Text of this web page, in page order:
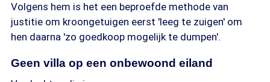
Volgens hem is het een beproefde methode van
justitie om kroongetuigen eerst 'leeg te zuigen' om
hen daarna 'zo goedkoop mogelijk te dumpen'.
Geen villa op een onbewoond eiland